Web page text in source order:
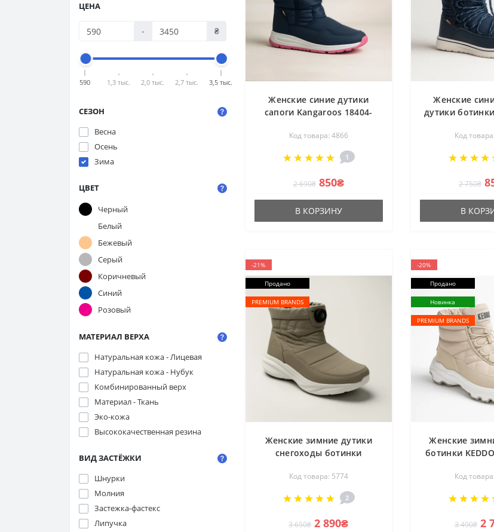
ЦЕНА
- ₴
590 1,3 тыс. 2,0 тыс. 2,7 тыс. 3,5 тыс.
СЕЗОН
Весна
Осень
Зима
ЦВЕТ
Черный
Белый
Бежевый
Серый
Коричневый
Синий
Розовый
МАТЕРИАЛ ВЕРХА
Натуральная кожа - Лицевая
Натуральная кожа - Нубук
Комбинированный верх
Материал - Ткань
Эко-кожа
Высококачественная резина
ВИД ЗАСТЁЖКИ
Шнурки
Молния
Застежка-фастекс
Липучка
Женские синие дутики
сапоги Kangaroos 18404-
зимы размер 37 и 38 с
мембраной Gore-tex со
скидкой от американского
Код товара: 4866
1
2 690₴ 850₴
В КОРЗИНУ
Женские
дутики
grey 4580 со
размер от
Код
2 750₴
В
-21%
Продано
PREMIUM BRANDS
Женские зимние дутики
снегоходы ботинки
5774 с утеплением nano-
TEX и система быстрой
шнуровки BOA®
Код товара: 5774
2
3 650₴ 2 890₴
-20%
Продано
Новинка
PREMIUM BRANDS
Женские
ботинки
водостойкий
верх и
от
Код
3 490₴ 2